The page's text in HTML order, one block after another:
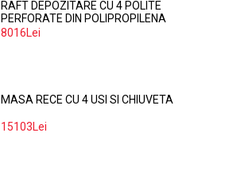
RAFT DEPOZITARE CU 4 POLITE
PERFORATE DIN POLIPROPILENA
374*60 CM
8016Lei
MASA RECE CU 4 USI SI CHIUVETA
15103Lei